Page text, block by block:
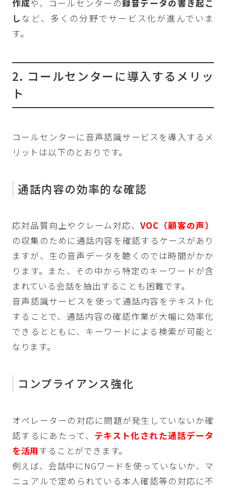
作成や、コールセンターの録音データの書き起こ
しなど、多くの分野でサービス化が進んでいま
す。
2. コールセンターに導入するメリッ
ト
コールセンターに音声認識サービスを導入するメ
リットは以下のとおりです。
通話内容の効率的な確認
応対品質向上やクレーム対応、VOC（顧客の声）
の収集のために通話内容を確認するケースがあり
ますが、生の音声データを聴くのでは時間がかか
ります。また、その中から特定のキーワードが含
まれている会話を抽出することも困難です。
音声認識サービスを使って通話内容をテキスト化
することで、通話内容の確認作業が大幅に効率化
できるとともに、キーワードによる検索が可能と
なります。
コンプライアンス強化
オペレーターの対応に問題が発生していないか確
認するにあたって、 テキスト化された通話データ
を活用することができます。
例えば、会話中にNGワードを使っていないか、マ
ニュアルで定められている本人確認等の対応に不